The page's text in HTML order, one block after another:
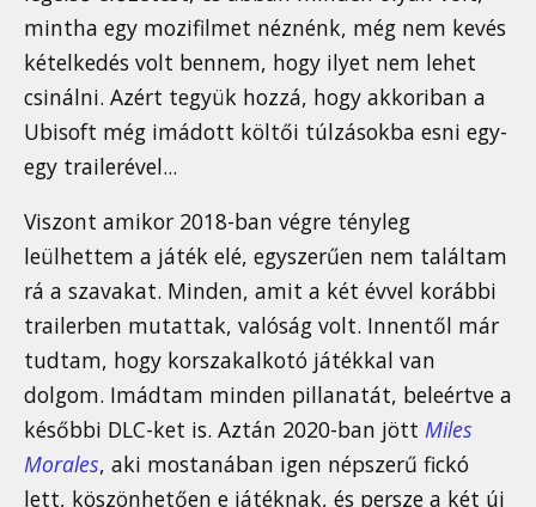
mintha egy mozifilmet néznénk, még nem kevés
kételkedés volt bennem, hogy ilyet nem lehet
csinálni. Azért tegyük hozzá, hogy akkoriban a
Ubisoft még imádott költői túlzásokba esni egy-
egy trailerével...
Viszont amikor 2018-ban végre tényleg
leülhettem a játék elé, egyszerűen nem találtam
rá a szavakat. Minden, amit a két évvel korábbi
trailerben mutattak, valóság volt. Innentől már
tudtam, hogy korszakalkotó játékkal van
dolgom. Imádtam minden pillanatát, beleértve a
későbbi DLC-ket is. Aztán 2020-ban jött Miles
Morales, aki mostanában igen népszerű fickó
lett, köszönhetően e játéknak, és persze a két új